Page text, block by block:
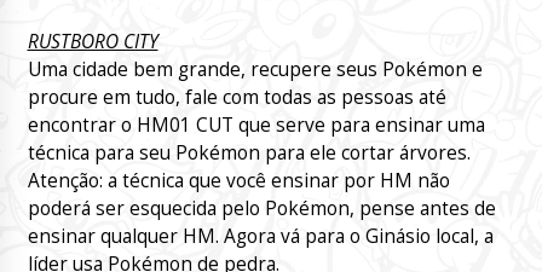
RUSTBORO CITY
Uma cidade bem grande, recupere seus Pokémon e
procure em tudo, fale com todas as pessoas até
encontrar o HM01 CUT que serve para ensinar uma
técnica para seu Pokémon para ele cortar árvores.
Atenção: a técnica que você ensinar por HM não
poderá ser esquecida pelo Pokémon, pense antes de
ensinar qualquer HM. Agora vá para o Ginásio local, a
líder usa Pokémon de pedra.